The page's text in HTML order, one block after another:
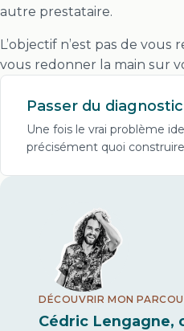
autre prestataire.
L’objectif n’est pas de vous
vous redonner la main sur
Passer du
Une fois le vrai problème
précisément quoi
DÉCOUVRIR MON
Cédric Lengagne,